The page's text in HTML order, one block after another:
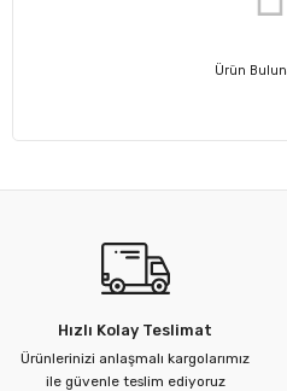
Ürün
Hızlı Kolay Teslimat
Ürünlerinizi anlaşmalı kargolarımız
ile güvenle teslim ediyoruz